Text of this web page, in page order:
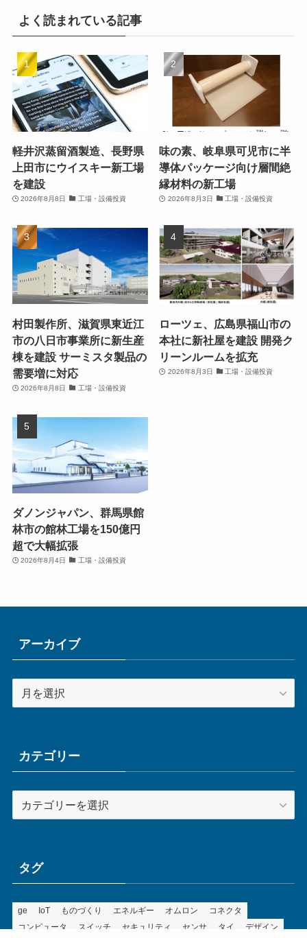
よく読まれている記事
軽井沢蒸留酒製造、長野県
上田市にウイスキー新工場
を建設
2026年8月8日 工場・設備投資
味の素、岐阜県可児市に半
導体パッケージ向け層間絶
縁材料の新工場
2026年8月3日 工場・設備投資
村田製作所、滋賀県東近江
市の八日市事業所に新生産
棟を建設 サーミスタ製品の
需要増に対応
2026年8月8日 工場・設備投資
ローツェ、広島県福山市の
本社に新社屋を建設 開発ク
リーンルームを拡充
2026年8月3日 工場・設備投資
ダノンジャパン、群馬県館
林市の館林工場を150億円
超で大幅拡張
2026年8月4日 工場・設備投資
アーカイブ
ー
ブカテゴリー
テ
ータグ
ge IoT ものづくり エネルギー オムロン
コネクタ
コンピュータ
スイッチ セキュリティ センサ タイ デザイン